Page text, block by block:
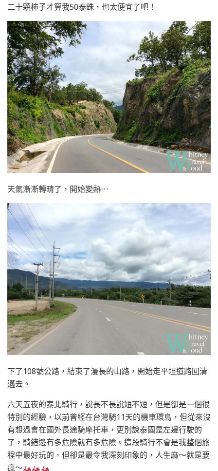
二十顆柿子才算我50泰銖，也太便宜了吧！
天氣漸漸轉晴了，開始變熱⋯
下了108號公路，結束了漫長的山路，開始走平坦道路回清
邁去。
六天五夜的泰北騎行，說長不長說短不短，但是卻是一個很
特別的經驗，以前曾經在台灣騎11天的機車環島，但從來沒
有想過會在國外長途騎摩托車，更別說泰國是左邊行駛的
了，騎錯邊有多危險就有多危險。這段騎行不會是我整個旅
程中最好玩的，但卻是最令我深刻印象的，人生麻～就是要
瘋～